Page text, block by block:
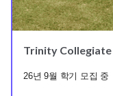
Trinity Collegiate
26년 9월 학기 모집 중